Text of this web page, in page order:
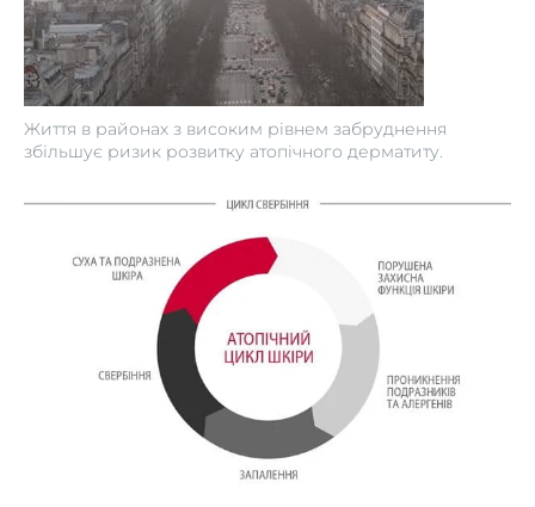
Життя в районах з високим рівнем забруднення
збільшує ризик розвитку атопічного дерматиту.